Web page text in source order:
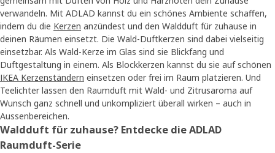
verwandeln. Mit ADLAD kannst du ein schönes Ambiente schaffen,
indem du die Kerzen anzündest und den Waldduft für zuhause in
deinen Räumen einsetzt. Die Wald-Duftkerzen sind dabei vielseitig
einsetzbar. Als Wald-Kerze im Glas sind sie Blickfang und
Duftgestaltung in einem. Als Blockkerzen kannst du sie auf schönen
IKEA Kerzenständern einsetzen oder frei im Raum platzieren. Und
Teelichter lassen den Raumduft mit Wald- und Zitrusaroma auf
Wunsch ganz schnell und unkompliziert überall wirken – auch in
Aussenbereichen.
Waldduft für zuhause? Entdecke die ADLAD
Raumduft-Serie